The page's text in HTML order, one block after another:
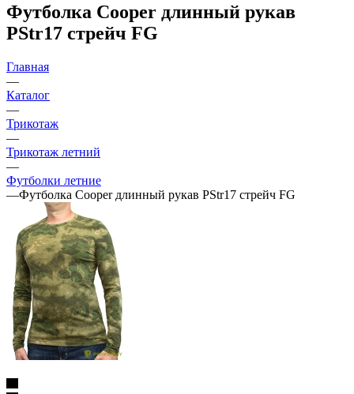
Футболка Cooper длинный рукав
PStr17 стрейч FG
Главная
—
Каталог
—
Трикотаж
—
Трикотаж летний
—
Футболки летние
—Футболка Cooper длинный рукав PStr17 стрейч FG